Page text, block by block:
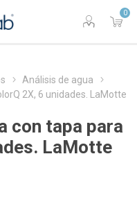
0
Análisis de agua
2X, 6 unidades. LaMotte
con tapa para
LaMotte